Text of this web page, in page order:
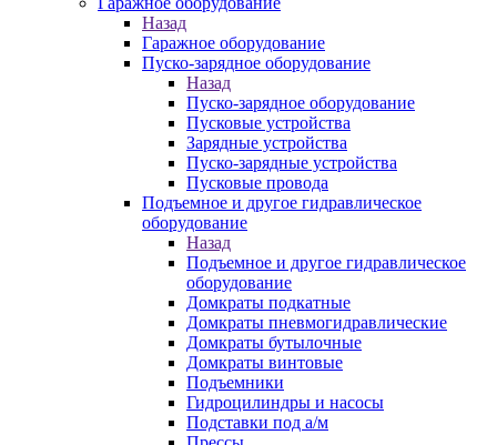
Назад
Гаражное оборудование
Пуско-зарядное оборудование
Назад
Пуско-зарядное оборудование
Пусковые устройства
Зарядные устройства
Пуско-зарядные устройства
Пусковые провода
Подъемное и другое гидравлическое
оборудование
Назад
Подъемное и другое гидравлическое
оборудование
Домкраты подкатные
Домкраты пневмогидравлические
Домкраты бутылочные
Домкраты винтовые
Подъемники
Гидроцилиндры и насосы
Подставки под а/м